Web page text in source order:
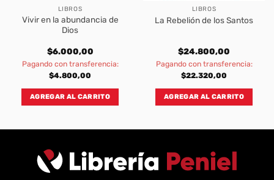
LIBROS
Vivir en la abundancia de
Dios
$6.000,00
Pagando con transferencia:
$4.800,00
AGREGAR AL CARRITO
LIBROS
La Rebelión de los Santos
$24.800,00
Pagando con transferencia:
$22.320,00
AGREGAR AL CARRITO